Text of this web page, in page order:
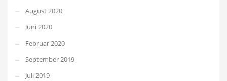
August 2020
Juni 2020
Februar 2020
September 2019
Juli 2019